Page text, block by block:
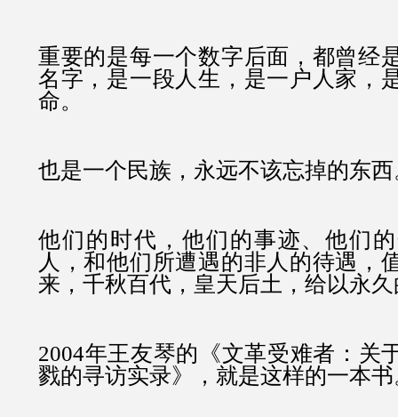
重要的是每一个数字后面，都曾经
名字，是一段人生，是一户人家，
命。
也是一个民族，永远不该忘掉的东
他们的时代，他们的事迹、他们
人，和他们所遭遇的非人的待遇，
来，千秋百代，皇天后土，给以永
2004年王友琴的《文革受难者：关
戮的寻访实录》，就是这样的一本